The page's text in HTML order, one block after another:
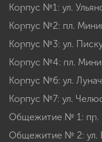
Корпус №1: ул.
Корпус №2: пл.
Корпус №3: ул.
Корпус №4: пл.
Корпус №6: ул.
Корпус №7: ул.
Общежитие № 1: пр.
Общежитие № 2: ул.